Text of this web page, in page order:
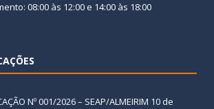
08:00 às 12:00 e 14:00 às 18:00
Nº 001/2026 – SEAP/ALMEIRIM 10 de